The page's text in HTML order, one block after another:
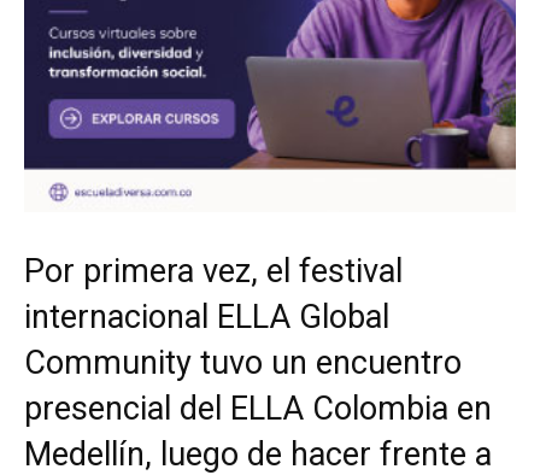
Por primera vez, el festival
internacional ELLA Global
Community tuvo un encuentro
presencial del ELLA Colombia en
Medellín, luego de hacer frente a